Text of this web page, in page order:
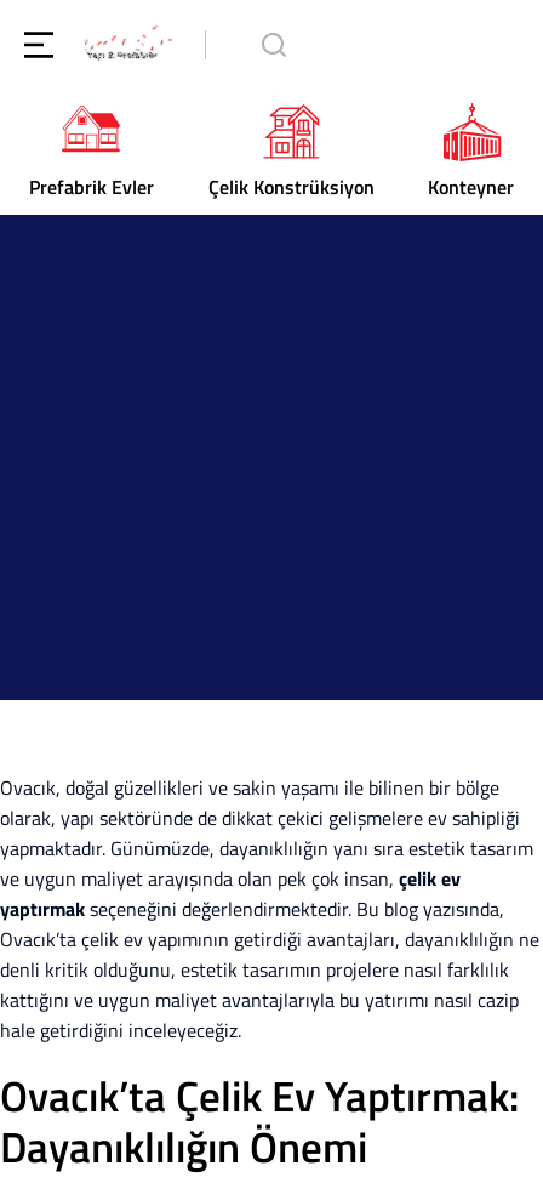
Prefabrik Evler Çelik Konstrüksiyon Konteyner
Ovacık, doğal güzellikleri ve sakin yaşamı ile bilinen bir bölge
olarak, yapı sektöründe de dikkat çekici gelişmelere ev sahipliği
yapmaktadır. Günümüzde, dayanıklılığın yanı sıra estetik tasarım
ve uygun maliyet arayışında olan pek çok insan, çelik ev
yaptırmakseçeneğini değerlendirmektedir. Bu blog yazısında,
Ovacık’ta çelik ev yapımının getirdiği avantajları, dayanıklılığın ne
denli kritik olduğunu, estetik tasarımın projelere nasıl farklılık
kattığını ve uygun maliyet avantajlarıyla bu yatırımı nasıl cazip
hale getirdiğini inceleyeceğiz.
Ovacık’ta Çelik Ev Yaptırmak:
Dayanıklılığın Önemi